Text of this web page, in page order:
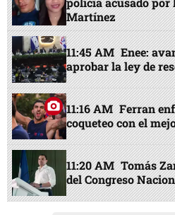
Martínez
11:45 AM Enee:
aprobar la ley de
11:16 AM Ferran
coqueteo con el
11:20 AM Tomás
del Congreso